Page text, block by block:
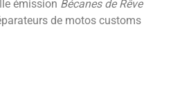
émission Bécanes de Rêve
de motos customs